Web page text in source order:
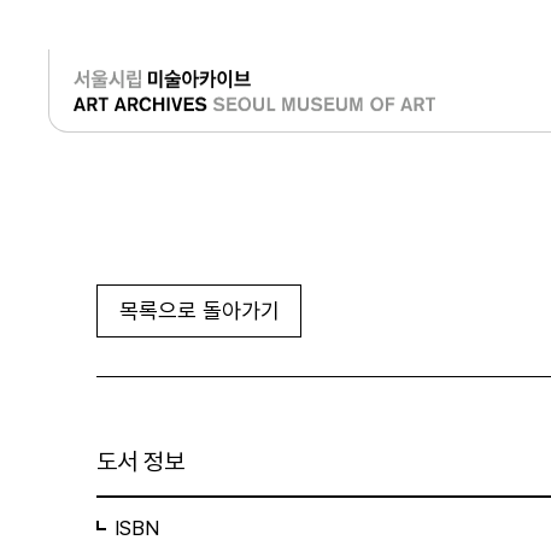
로그인
목록으로 돌아가기
도서 정보
ISBN